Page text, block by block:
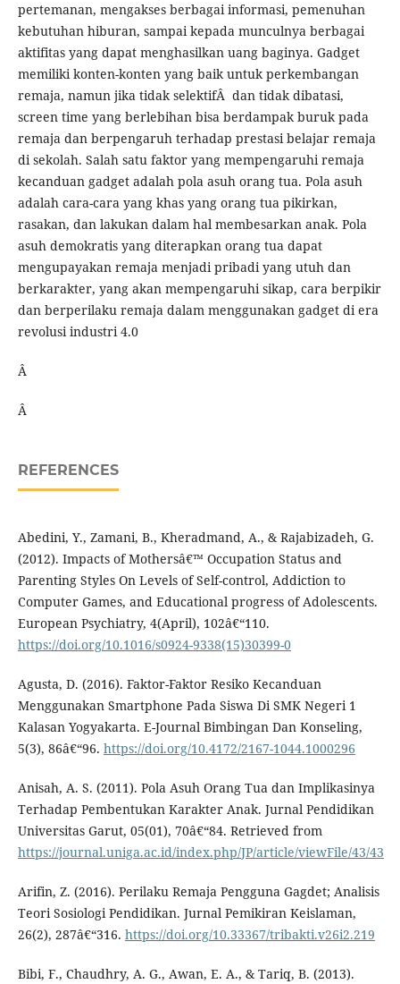
pertemanan, mengakses berbagai informasi, pemenuhan
kebutuhan hiburan, sampai kepada munculnya berbagai
aktifitas yang dapat menghasilkan uang baginya. Gadget
memiliki konten-konten yang baik untuk perkembangan
remaja, namun jika tidak selektifÂ dan tidak dibatasi,
screen time yang berlebihan bisa berdampak buruk pada
remaja dan berpengaruh terhadap prestasi belajar remaja
di sekolah. Salah satu faktor yang mempengaruhi remaja
kecanduan gadget adalah pola asuh orang tua. Pola asuh
adalah cara-cara yang khas yang orang tua pikirkan,
rasakan, dan lakukan dalam hal membesarkan anak. Pola
asuh demokratis yang diterapkan orang tua dapat
mengupayakan remaja menjadi pribadi yang utuh dan
berkarakter, yang akan mempengaruhi sikap, cara berpikir
dan berperilaku remaja dalam menggunakan gadget di era
revolusi industri 4.0
Â
Â
REFERENCES
Abedini, Y., Zamani, B., Kheradmand, A., & Rajabizadeh, G.
(2012). Impacts of Mothersâ€™ Occupation Status and
Parenting Styles On Levels of Self-control, Addiction to
Computer Games, and Educational progress of Adolescents.
European Psychiatry, 4(April), 102â€“110.
https://doi.org/10.1016/s0924-9338(15)30399-0
Agusta, D. (2016). Faktor-Faktor Resiko Kecanduan
Menggunakan Smartphone Pada Siswa Di SMK Negeri 1
Kalasan Yogyakarta. E-Journal Bimbingan Dan Konseling,
5(3), 86â€“96. https://doi.org/10.4172/2167-1044.1000296
Anisah, A. S. (2011). Pola Asuh Orang Tua dan Implikasinya
Terhadap Pembentukan Karakter Anak. Jurnal Pendidikan
Universitas Garut, 05(01), 70â€“84. Retrieved from
https://journal.uniga.ac.id/index.php/JP/article/viewFile/43/43
Arifin, Z. (2016). Perilaku Remaja Pengguna Gagdet; Analisis
Teori Sosiologi Pendidikan. Jurnal Pemikiran Keislaman,
26(2), 287â€“316. https://doi.org/10.33367/tribakti.v26i2.219
Bibi, F., Chaudhry, A. G., Awan, E. A., & Tariq, B. (2013).